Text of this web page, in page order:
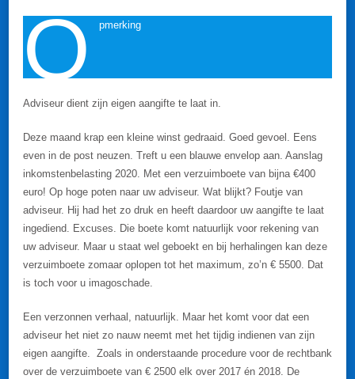
O pmerking
Adviseur dient zijn eigen aangifte te laat in.
Deze maand krap een kleine winst gedraaid. Goed gevoel. Eens
even in de post neuzen. Treft u een blauwe envelop aan. Aanslag
inkomstenbelasting 2020. Met een verzuimboete van bijna €400
euro! Op hoge poten naar uw adviseur. Wat blijkt? Foutje van
adviseur. Hij had het zo druk en heeft daardoor uw aangifte te laat
ingediend. Excuses. Die boete komt natuurlijk voor rekening van
uw adviseur. Maar u staat wel geboekt en bij herhalingen kan deze
verzuimboete zomaar oplopen tot het maximum, zo’n € 5500. Dat
is toch voor u imagoschade.
Een verzonnen verhaal, natuurlijk. Maar het komt voor dat een
adviseur het niet zo nauw neemt met het tijdig indienen van zijn
eigen aangifte. Zoals in onderstaande procedure voor de rechtbank
over de verzuimboete van € 2500 elk over 2017 én 2018. De